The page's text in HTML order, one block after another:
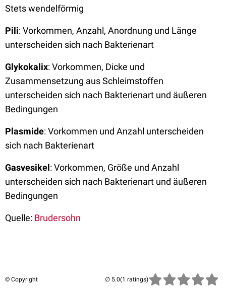
Stets wendelförmig
Pili: Vorkommen, Anzahl, Anordnung und Länge
unterscheiden sich nach Bakterienart
Glykokalix: Vorkommen, Dicke und
Zusammensetzung aus Schleimstoffen
unterscheiden sich nach Bakterienart und äußeren
Bedingungen
Plasmide: Vorkommen und Anzahl unterscheiden
sich nach Bakterienart
Gasvesikel: Vorkommen, Größe und Anzahl
unterscheiden sich nach Bakterienart und äußeren
Bedingungen
Quelle: Brudersohn
© Copyright (1 ratings)